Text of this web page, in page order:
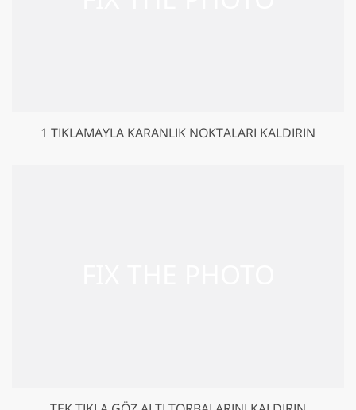
1 TIKLAMAYLA KARANLIK NOKTALARI KALDIRIN